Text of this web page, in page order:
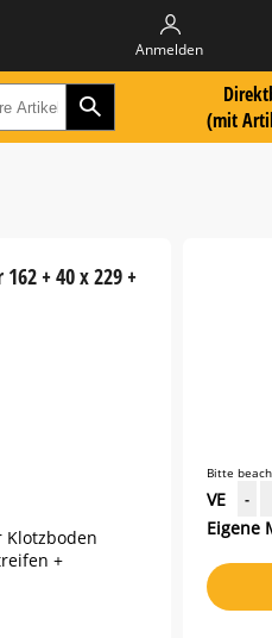
Anmelden
oder Artikelnummer hier eingeben:
Zur Suche Landingpage
(mit
+ 40 x 229 +
Klotzboden
+
Bitte
VE -
Eigene